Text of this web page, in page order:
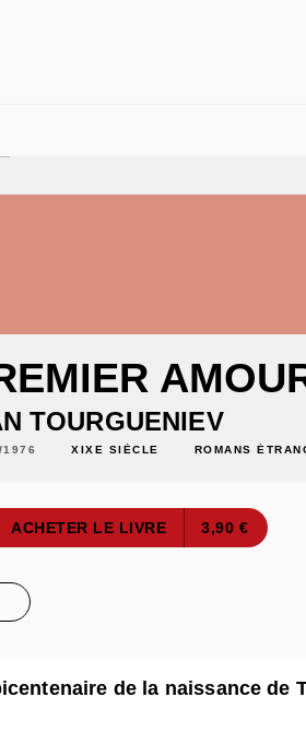
TOURGUENIEV
XIXE SIÈCLE ROMANS
ACHETER LE LIVRE 3,90 €
de la naissance de